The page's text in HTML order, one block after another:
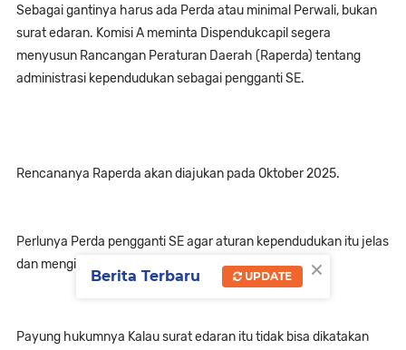
Sebagai gantinya harus ada Perda atau minimal Perwali, bukan
surat edaran. Komisi A meminta Dispendukcapil segera
menyusun Rancangan Peraturan Daerah (Raperda) tentang
administrasi kependudukan sebagai pengganti SE.
Rencananya Raperda akan diajukan pada Oktober 2025.
Perlunya Perda pengganti SE agar aturan kependudukan itu jelas
dan mengikat secara hukum.
Payung hukumnya Kalau surat edaran itu tidak bisa dikatakan
×
Berita Terbaru UPDATE